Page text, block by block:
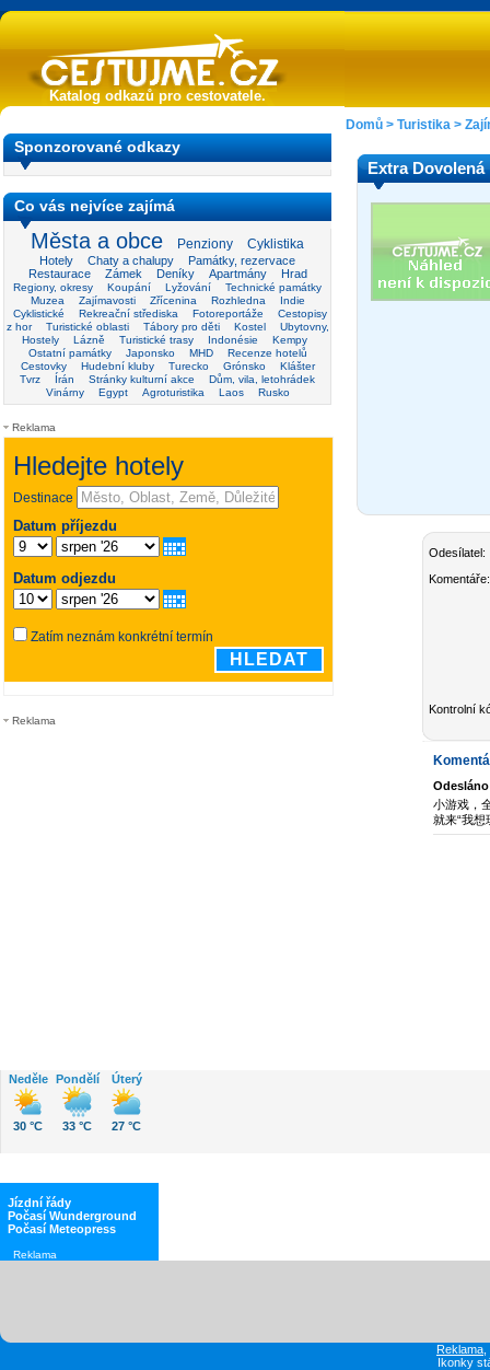
Katalog odkazů pro cestovatele.
Sponzorované odkazy
Co vás nejvíce zajímá
Města a obce Penziony Cyklistika
Hotely Chaty a chalupy
Památky, rezervace
Restaurace
Zámek Deníky Apartmány Hrad
Regiony, okresy Koupání Lyžování
Technické památky
Muzea
Zajímavosti Zřícenina Rozhledna
Indie
Cyklistické
Rekreační střediska Fotoreportáže
Cestopisy
z hor
Turistické oblasti Tábory pro děti Kostel
Ubytovny,
Hostely
Lázně Turistické trasy Indonésie
Kempy
Ostatní památky
Japonsko MHD
Recenze hotelů
Cestovky
Hudební kluby Turecko Grónsko
Klášter
Tvrz
Írán Stránky kulturní akce
Dům, vila, letohrádek
Vinárny
Egypt Agroturistika Laos Rusko
Reklama
Reklama
Domů > Turistika >
Extra Dovolená
Odesílatel:
Komentáře:
Kontrolní
小游戏，
就来“我想
Neděle
30 °C
Pondělí
33 °C
Úterý
27 °C
Jízdní řády
Počasí Wunderground
Počasí Meteopress
Reklama
Reklama
Ikonky